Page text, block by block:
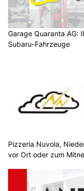
Garage Quaranta AG:
Subaru-Fahrzeuge
Pizzeria Nuvola,
vor Ort oder zum